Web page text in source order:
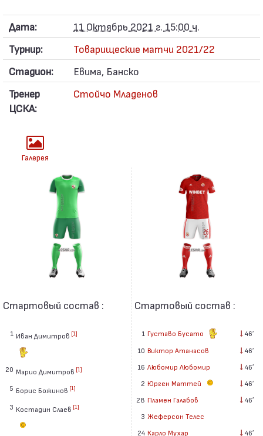
Дата:
11 Октябрь 2021 г. 15:00 ч.
Турнир:
Товарищеские матчи 2021/22
Стадион:
Евима, Банско
Тренер
ЦСКА:
Стойчо Младенов
Галерея
Стартовый состав :
1 Иван Димитров [1]
20 Марио Димитров [1]
5 Борис Божинов [1]
3 Костадин Слаев [1]
Стартовый состав :
1 Густаво Бусато 46′
10 Виктор Атанасов
46′
16 Любомир Любомир
46′
2 Юрген Маттей 46′
28 Пламен Галабов
46′
3 Жеферсон Телес
24 Карло Мухар
46′